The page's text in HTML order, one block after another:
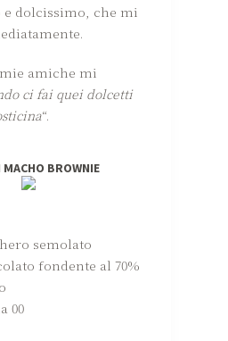
e dolcissimo, che mi
amiche mi
ci fai quei dolcetti
“.
BROWNIE
semolato
fondente al 70%
00